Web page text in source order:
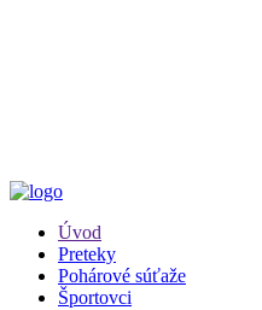
Úvod
Preteky
Pohárové súťaže
Športovci